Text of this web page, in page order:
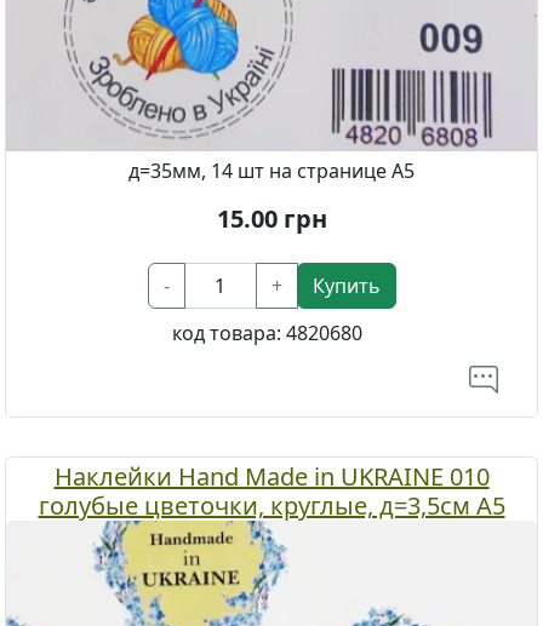
д=35мм, 14 шт на странице А5
15.00грн
- +
Купить
код товара: 4820680
Наклейки Hand Made in UKRAINE 010
голубые цветочки, круглые, д=3,5см А5